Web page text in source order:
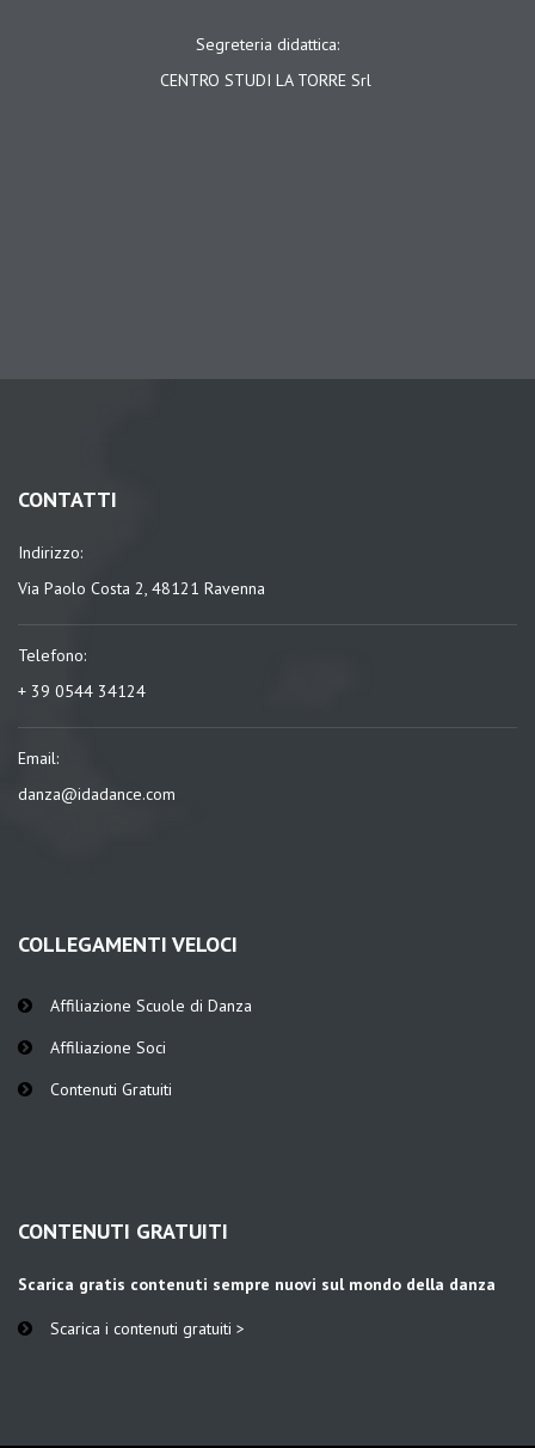
Segreteria didattica:
CENTRO STUDI LA TORRE Srl
CONTATTI
Indirizzo:
Via Paolo Costa 2, 48121 Ravenna
Telefono:
+ 39 0544 34124
Email:
danza@idadance.com
COLLEGAMENTI VELOCI
Affiliazione Scuole di Danza
Affiliazione Soci
Contenuti Gratuiti
CONTENUTI GRATUITI
Scarica gratis contenuti sempre nuovi sul mondo della danza
Scarica i contenuti gratuiti >